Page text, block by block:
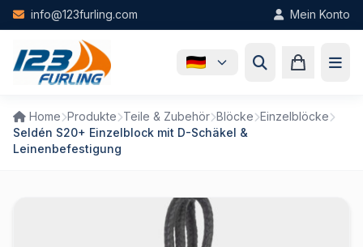
Skip to main content
info@123furling.com Mein Konto
Home Produkte Teile & Zubehör Blöcke Einzelblöcke
Seldén S20+ Einzelblock mit D-Schäkel &
Leinenbefestigung